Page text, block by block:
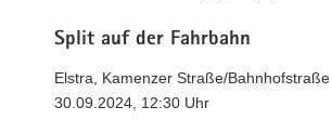
Split auf der Fahrbahn
Elstra, Kamenzer Straße/Bahnhofstraße
30.09.2024, 12:30 Uhr